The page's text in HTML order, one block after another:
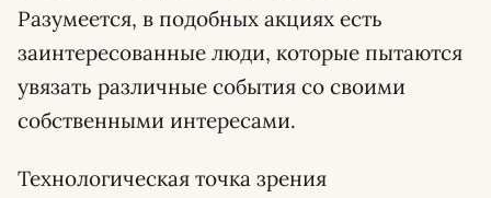
Разумеется, в подобных акциях есть
заинтересованные люди, которые пытаются
увязать различные события со своими
собственными интересами.
Технологическая точка зрения